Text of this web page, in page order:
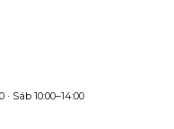
· Sáb 10:00–14:00